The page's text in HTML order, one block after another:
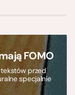
FOMO
przed
specjalnie